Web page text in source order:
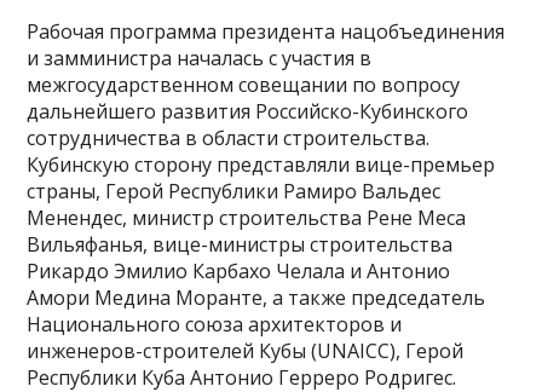
Рабочая программа президента нацобъединения
и замминистра началась с участия в
межгосударственном совещании по вопросу
дальнейшего развития Российско-Кубинского
сотрудничества в области строительства.
Кубинскую сторону представляли вице-премьер
страны, Герой Республики Рамиро Вальдес
Менендес, министр строительства Рене Меса
Вильяфанья, вице-министры строительства
Рикардо Эмилио Карбахо Челала и Антонио
Амори Медина Моранте, а также председатель
Национального союза архитекторов и
инженеров-строителей Кубы (UNAICC), Герой
Республики Куба Антонио Герреро Родригес.